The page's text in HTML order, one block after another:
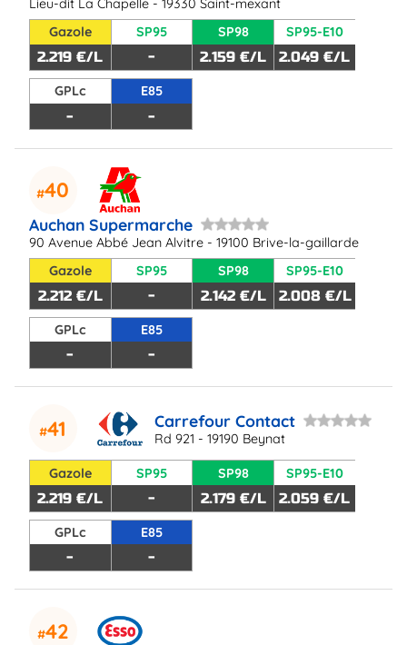
Lieu-dit La Chapelle - 19330 Saint-mexant
Gazole
2.219 €/L
SP95
-
SP98
2.159 €/L
SP95-E10
2.049 €/L
GPLc
-
E85
-
40
Auchan Supermarche
90 Avenue Abbé Jean Alvitre - 19100 Brive-la-gaillarde
Gazole
2.212 €/L
SP95
-
SP98
2.142 €/L
SP95-E10
2.008 €/L
GPLc
-
E85
-
41 Carrefour Contact
Rd 921 - 19190 Beynat
Gazole
2.219 €/L
SP95
-
SP98
2.179 €/L
SP95-E10
2.059 €/L
GPLc
-
E85
-
42